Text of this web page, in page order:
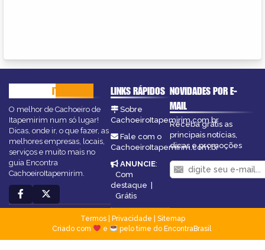
ITAPEMIRIM
O melhor de Cachoeiro de
Itapemirim num só lugar!
Dicas, onde ir, o que fazer, as
melhores empresas, locais,
serviços e muito mais no
guia Encontra
CachoeiroItapemirim.
LINKS RÁPIDOS
Sobre
CachoeiroItapemirim.com.br
Fale com o
CachoeiroItapemirim.com.br
ANUNCIE:
Com
destaque
Grátis
NOVIDADES POR E-
MAIL
Receba grátis as
principais notícias,
dicas e promoções
Termos| Privacidade
Sitemap
Criado com
e pelo time do EncontraBrasil